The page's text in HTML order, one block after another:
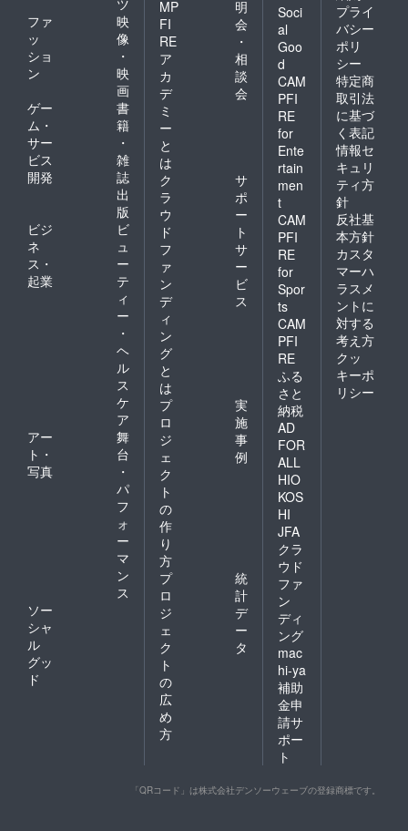
ツ
ファ
ッ
ショ
ン
映
像
・
映
画
ゲー
ム・
サー
ビス
開発
書
籍
・
雑
誌
出
版
ビジ
ネ
ス・
起業
ビ
ュ
ー
テ
ィ
ー
・
ヘ
ル
ス
ケ
ア
アー
ト・
写真
舞
台
・
パ
フ
ォ
ー
マ
ン
ス
ソー
シャ
ル
グッ
ド
MP
FI
RE
ア
カ
デ
ミ
ー
と
は
明
会
・
相
談
会
ク
ラ
ウ
ド
フ
ァ
ン
デ
ィ
ン
グ
と
は
サ
ポ
ー
ト
サ
ー
ビ
ス
プ
ロ
ジ
ェ
ク
ト
の
作
り
方
実
施
事
例
プ
ロ
ジ
ェ
ク
ト
の
広
め
方
統
計
デ
ー
タ
Soci
al
Goo
d
CAM
PFI
RE
for
Ente
rtain
men
t
CAM
PFI
RE
for
Spor
ts
CAM
PFI
RE
ふる
さと
納税
AD
FOR
ALL
HIO
KOS
HI
JFA
クラ
ウド
ファ
ン
ディ
ング
mac
hi-ya
補助
金申
請サ
ポー
ト
プライ
バシー
ポリ
シー
特定商
取引法
に基づ
く表記
情報セ
キュリ
ティ方
針
反社基
本方針
カスタ
マーハ
ラスメ
ントに
対する
考え方
クッ
キーポ
リシー
「QRコード」は株式会社デンソーウェーブの登録商標です。